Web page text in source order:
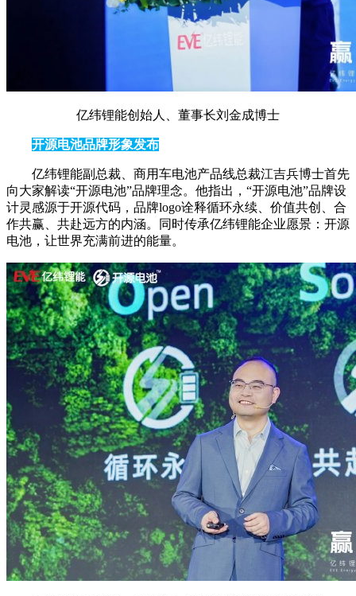
亿纬锂能创始人、董事长刘金成博士
开源电池品牌形象发布
亿纬锂能副总裁、商用车电池产品线总裁江吉兵博士首先
向大家解读“开源电池”品牌理念。他指出，“开源电池”品牌设
计灵感源于开源代码，品牌logo诠释循环永续、价值共创、合
作共赢、共赴远方的内涵。同时传承亿纬锂能企业愿景：开源
电池，让世界充满前进的能量。